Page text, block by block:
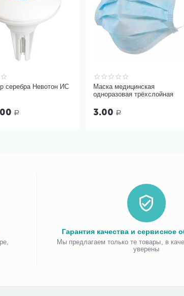
серебра Невотон ИС
Р
Маска медицинская
одноразовая трёхслойная
3.00 Р
Гарантия качества и сервисное
Мы предлагаем только те товары, в
уверены